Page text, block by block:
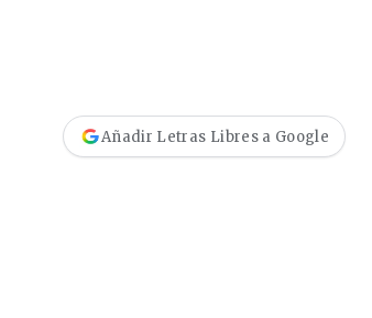
Añadir Letras Libres a Google